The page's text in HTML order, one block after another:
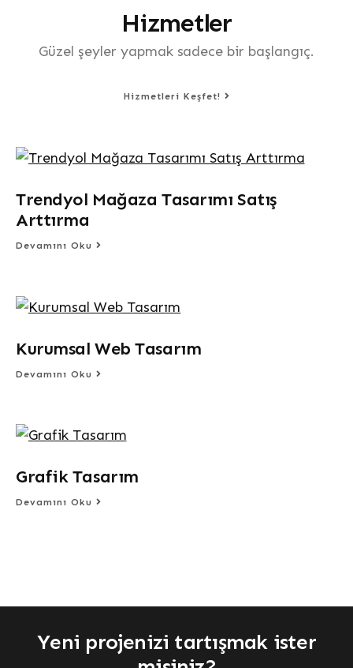
Hizmetler
Güzel şeyler yapmak sadece bir başlangıç.
Hizmetleri Keşfet!
Trendyol Mağaza Tasarımı Satış
Arttırma
Devamını Oku
Kurumsal Web Tasarım
Devamını Oku
Grafik Tasarım
Devamını Oku
Yeni projenizi tartışmak ister